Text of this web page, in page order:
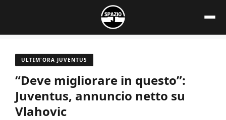
contenuto
ULTIM'ORA JUVENTUS
“Deve migliorare in questo”:
Juventus, annuncio netto su
Vlahovic